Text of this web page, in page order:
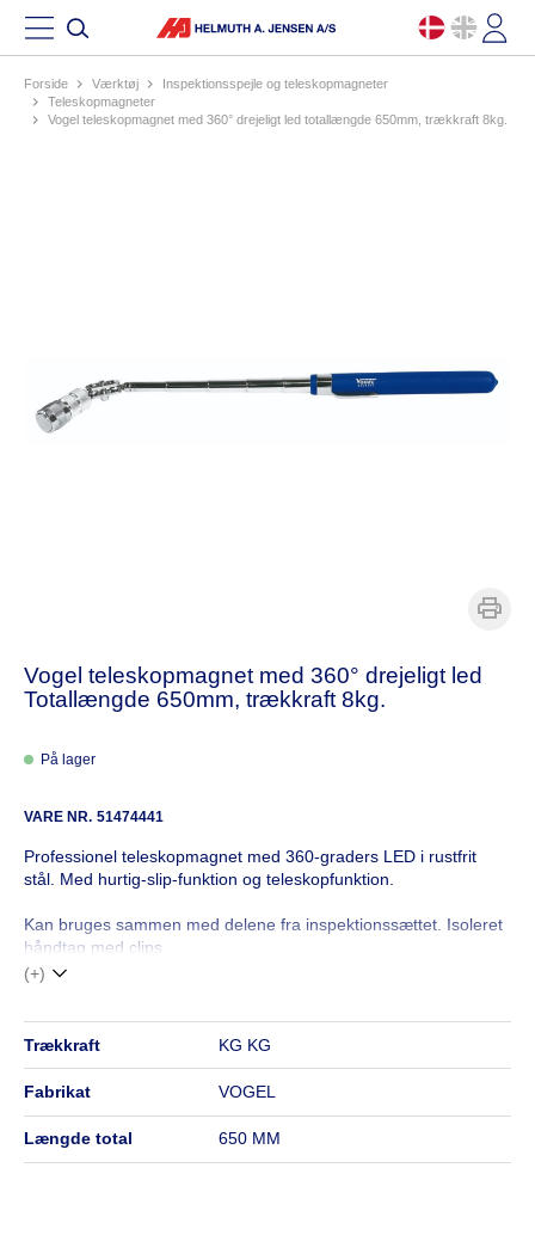
Forside værktøj
inspektionsspejle og teleskopmagneter
teleskopmagneter
vogel teleskopmagnet med 360° drejeligt led totallængde 650mm, trækkraft 8kg.
Vogel teleskopmagnet med 360° drejeligt led
Totallængde 650mm, trækkraft 8kg.
På lager
VARE NR. 51474441
Professionel teleskopmagnet med 360-graders LED i rustfrit
stål. Med hurtig-slip-funktion og teleskopfunktion.
Kan bruges sammen med delene fra inspektionssættet. Isoleret
håndtag med clips.
(+)
trækkraft KG KG
fabrikat VOGEL
længde total 650 MM